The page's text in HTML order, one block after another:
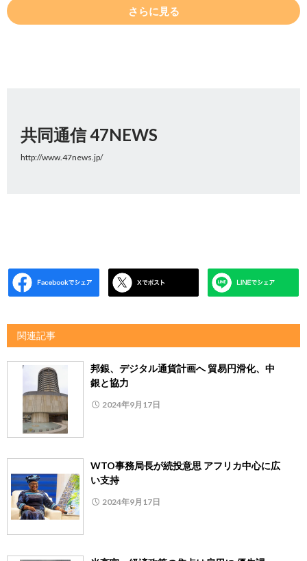
さらに見る
共同通信 47NEWS
http://www.47news.jp/
関連記事
邦銀、デジタル通貨計画へ 貿易円滑化、中
銀と協力
2024年9月17日
WTO事務局長が続投意思 アフリカ中心に広
い支持
2024年9月17日